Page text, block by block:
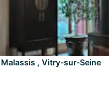
, Vitry-sur-Seine